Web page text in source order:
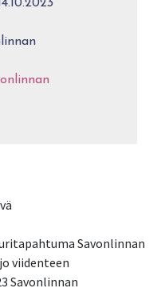
Savonlinnan
viidenteen
Savonlinnan